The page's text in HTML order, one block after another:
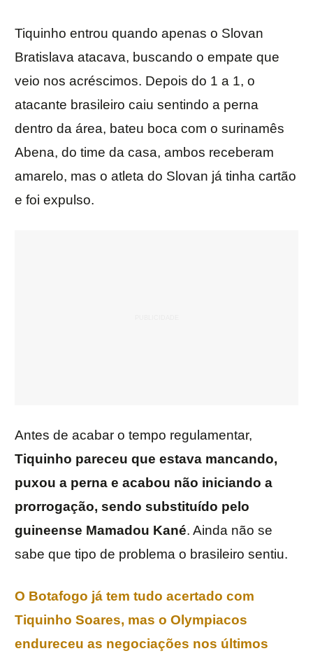
Tiquinho entrou quando apenas o Slovan
Bratislava atacava, buscando o empate que
veio nos acréscimos. Depois do 1 a 1, o
atacante brasileiro caiu sentindo a perna
dentro da área, bateu boca com o surinamês
Abena, do time da casa, ambos receberam
amarelo, mas o atleta do Slovan já tinha cartão
e foi expulso.
Antes de acabar o tempo regulamentar,
Tiquinho pareceu que estava mancando,
puxou a perna e acabou não iniciando a
prorrogação, sendo substituído pelo
guineense Mamadou Kané. Ainda não se
sabe que tipo de problema o brasileiro sentiu.
O Botafogo já tem tudo acertado com
Tiquinho Soares, mas o Olympiacos
endureceu as negociações nos últimos